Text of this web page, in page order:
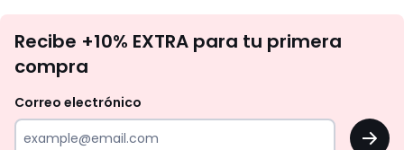
te
tu
Recibe +10% EXTRA para tu primera
compra
Correo electrónico
OK